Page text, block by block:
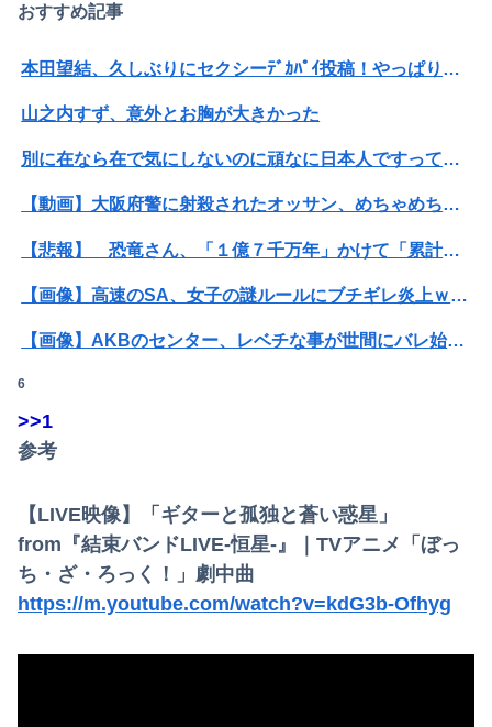
Powered by livedoor 相互RSS
おすすめ記事
本田望結、久しぶりにセクシーﾃﾞｶﾊﾟｲ投稿！やっぱりお◯ぱいでかかった！（画像あり）
山之内すず、意外とお胸が大きかった
別に在なら在で気にしないのに頑なに日本人ですって言う人いない？
【動画】大阪府警に射殺されたオッサン、めちゃめちゃ苦しそうに死ぬ
【悲報】 恐竜さん、「１億７千万年」かけて「累計到達点ゼロ」と判明………
【画像】高速のSA、女子の謎ルールにブチギレ炎上ｗｗｗｗｗｗｗｗｗｗｗｗｗ
【画像】AKBのセンター、レベチな事が世間にバレ始めるｗｗｗｗｗｗｗ
【悲報】Mrs. GREEN APPLE、マジで逝くwwwwww
【悲報】Mrs. GREEN APPLE、マジで逝くwwwwww
【動画】台風13号の進路予想、明らかにおかしい…
子供がバイトで貯めた資金で旅行中の話だけど、ちょっとお金足りないから貸してくれる？って連絡きた
6
>>1
参考
【LIVE映像】「ギターと孤独と蒼い惑星」
from『結束バンドLIVE-恒星-』｜TVアニメ「ぼっ
ち・ざ・ろっく！」劇中曲
https://m.youtube.com/watch?v=kdG3b-Ofhyg